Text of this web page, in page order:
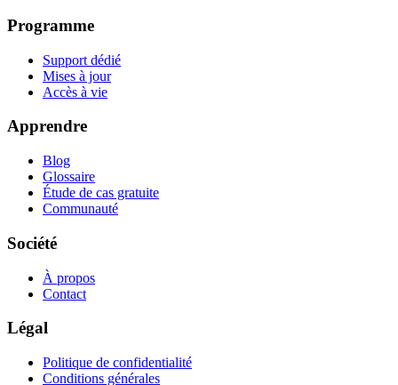
Programme
Support dédié
Mises à jour
Accès à vie
Apprendre
Blog
Glossaire
Étude de cas gratuite
Communauté
Société
À propos
Contact
Légal
Politique de confidentialité
Conditions générales